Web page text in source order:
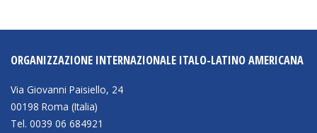
ORGANIZZAZIONE INTERNAZIONALE ITALO-LATINO AMERICANA
Via Giovanni Paisiello, 24
00198 Roma (Italia)
Tel. 0039 06 684921